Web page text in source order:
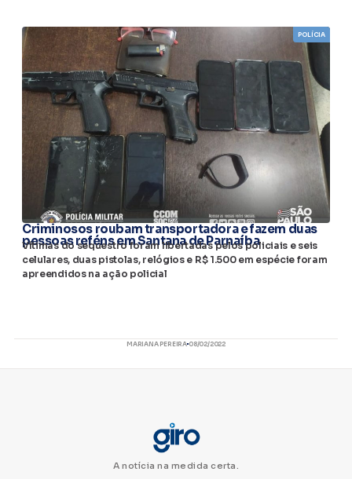
POLÍCIA
Criminosos roubam transportadora e fazem duas
pessoas reféns em Santana de Parnaíba
Vítimas do sequestro foram libertadas pelos policiais e seis
celulares, duas pistolas, relógios e R$ 1.500 em espécie foram
apreendidos na ação policial
MARIANA PEREIRA 08/02/2022
A notícia na medida certa.